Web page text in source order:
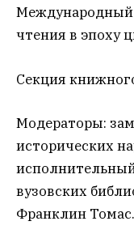
чтения в эпоху
Секция
Модераторы:
исторических
вузовских
Франклин Томас.